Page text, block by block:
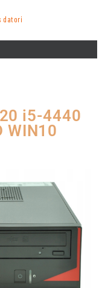
datori
i5-4440
WIN10